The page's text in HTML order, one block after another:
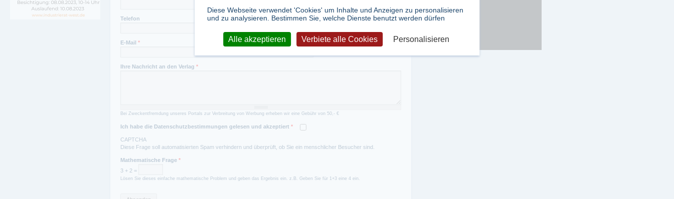
Telefon
E-Mail *
Ihre Nachricht an den Verlag *
Bei Zweckentfremdung unseres Portals zur Verbreitung von Werbung erheben wir eine Gebühr von 50,- €
Ich habe die Datenschutzbestimmungen gelesen und akzeptiert *
CAPTCHA
Diese Frage soll automatisierten Spam verhindern und überprüft, ob Sie ein menschlicher Besucher sind.
Mathematische Frage *
3 + 2 =
Lösen Sie dieses einfache mathematische Problem und geben das Ergebnis ein. z.B. Geben Sie für 1+3 eine 4 ein.
Diese Webseite verwendet 'Cookies' um Inhalte und Anzeigen zu personalisieren
und zu analysieren. Bestimmen Sie, welche Dienste benutzt werden dürfen
Alle akzeptieren Verbiete alle Cookies Personalisieren